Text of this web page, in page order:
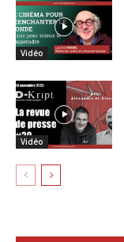
Vidéo
Vidéo